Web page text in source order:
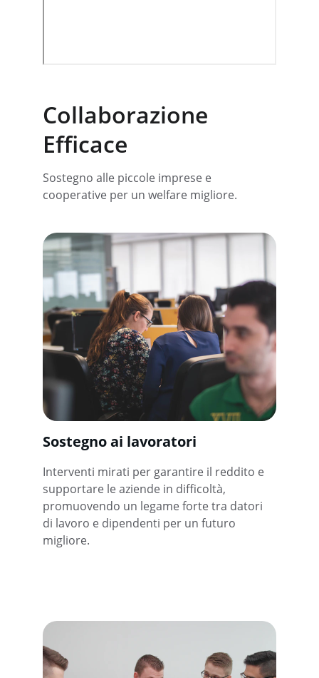
Collaborazione
Efficace
Sostegno alle piccole imprese e
cooperative per un welfare migliore.
Sostegno ai lavoratori
Interventi mirati per garantire il reddito e
supportare le aziende in difficoltà,
promuovendo un legame forte tra datori
di lavoro e dipendenti per un futuro
migliore.